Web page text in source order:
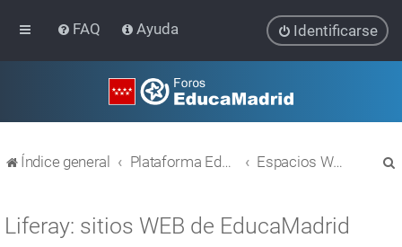
FAQ Ayuda Identificarse
Índice general Plataforma Educativa EducaMadrid Espacios WEB con Liferay
Liferay: sitios WEB de EducaMadrid